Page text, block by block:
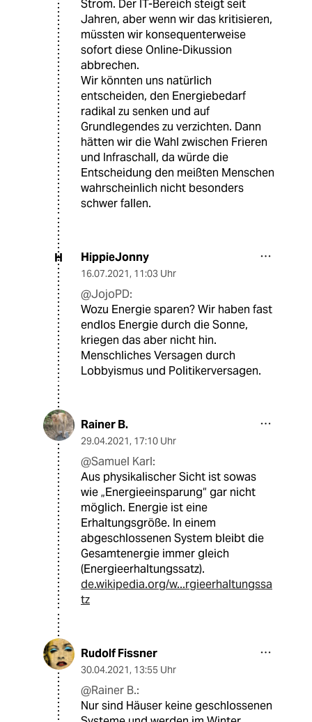
Strom. Der IT-Bereich steigt seit
Jahren, aber wenn wir das kritisieren,
müssten wir konsequenterweise
sofort diese Online-Dikussion
abbrechen.
Wir könnten uns natürlich
entscheiden, den Energiebedarf
radikal zu senken und auf
Grundlegendes zu verzichten. Dann
hätten wir die Wahl zwischen Frieren
und Infraschall, da würde die
Entscheidung den meißten Menschen
wahrscheinlich nicht besonders
schwer fallen.
H HippieJonny
16.07.2021, 11:03 Uhr
@JojoPD:
Wozu Energie sparen? Wir haben fast
endlos Energie durch die Sonne,
kriegen das aber nicht hin.
Menschliches Versagen durch
Lobbyismus und Politikerversagen.
Rainer B.
29.04.2021, 17:10 Uhr
@Samuel Karl:
Aus physikalischer Sicht ist sowas
wie „Energieeinsparung“ gar nicht
möglich. Energie ist eine
Erhaltungsgröße. In einem
abgeschlossenen System bleibt die
Gesamtenergie immer gleich
(Energieerhaltungssatz).
de.wikipedia.org/w...rgieerhaltungssa
tz
Rudolf Fissner
30.04.2021, 13:55 Uhr
@Rainer B.:
Nur sind Häuser keine geschlossenen